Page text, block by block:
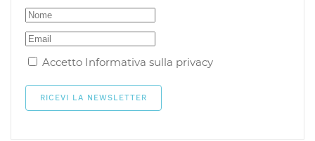
Accetto Informativa sulla privacy